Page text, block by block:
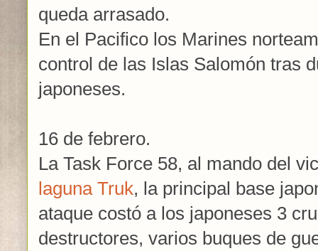
queda arrasado.
En el Pacifico los Marines
control de las Islas Salomón tras
japoneses.
16 de febrero.
La Task Force 58, al mando del
laguna Truk, la principal base
ataque costó a los japoneses 3
destructores, varios buques de